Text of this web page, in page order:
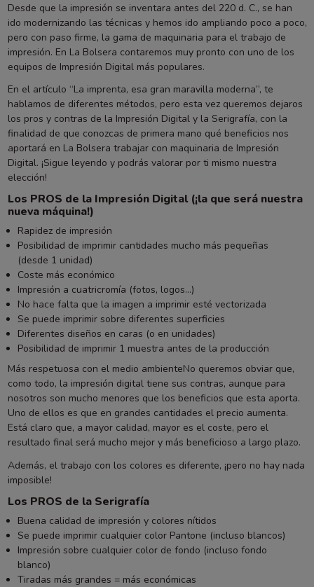
Desde que la impresión se inventara antes del 220 d. C., se han
ido modernizando las técnicas y hemos ido ampliando poco a poco,
pero con paso firme, la gama de maquinaria para el trabajo de
impresión. En La Bolsera contaremos muy pronto con uno de los
equipos de Impresión Digital más populares.
En el artículo “La imprenta, esa gran maravilla moderna”, te
hablamos de diferentes métodos, pero esta vez queremos dejaros
los pros y contras de la Impresión Digital y la Serigrafía, con la
finalidad de que conozcas de primera mano qué beneficios nos
aportará en La Bolsera trabajar con maquinaria de Impresión
Digital. ¡Sigue leyendo y podrás valorar por ti mismo nuestra
elección!
Los PROS de la Impresión Digital (¡la que será nuestra
nueva máquina!)
Rapidez de impresión
Posibilidad de imprimir cantidades mucho más pequeñas
(desde 1 unidad)
Coste más económico
Impresión a cuatricromía (fotos, logos…)
No hace falta que la imagen a imprimir esté vectorizada
Se puede imprimir sobre diferentes superficies
Diferentes diseños en caras (o en unidades)
Posibilidad de imprimir 1 muestra antes de la producción
Más respetuosa con el medio ambienteNo queremos obviar que,
como todo, la impresión digital tiene sus contras, aunque para
nosotros son mucho menores que los beneficios que esta aporta.
Uno de ellos es que en grandes cantidades el precio aumenta.
Está claro que, a mayor calidad, mayor es el coste, pero el
resultado final será mucho mejor y más beneficioso a largo plazo.
Además, el trabajo con los colores es diferente, ¡pero no hay nada
imposible!
Los PROS de la Serigrafía
Buena calidad de impresión y colores nítidos
Se puede imprimir cualquier color Pantone (incluso blancos)
Impresión sobre cualquier color de fondo (incluso fondo
blanco)
Tiradas más grandes = más económicas